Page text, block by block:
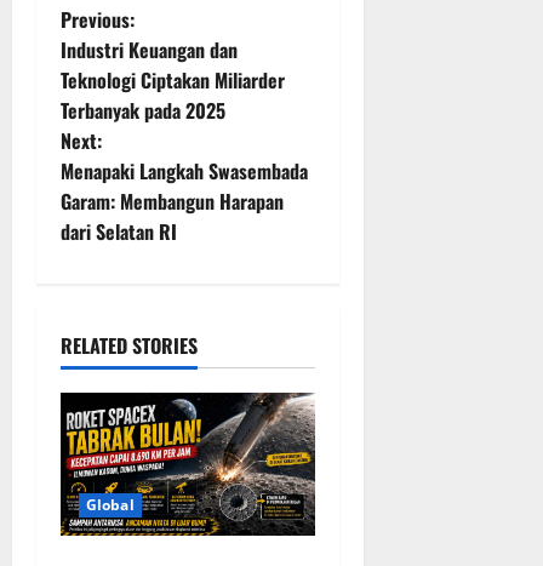
P
o
s
t
n
v
i
g
a
t
Previous:
Industri Keuangan dan
Teknologi Ciptakan Miliarder
Terbanyak pada 2025
Next:
Menapaki Langkah Swasembada
Garam: Membangun Harapan
dari Selatan RI
RELATED STORIES
Global